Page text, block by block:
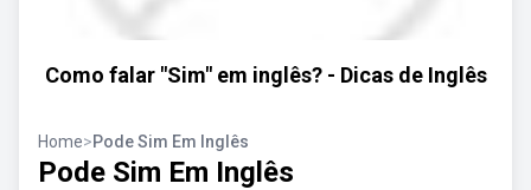
Como falar "Sim" em inglês? - Dicas de Inglês
Home>Pode Sim Em Inglês
Pode Sim Em Inglês